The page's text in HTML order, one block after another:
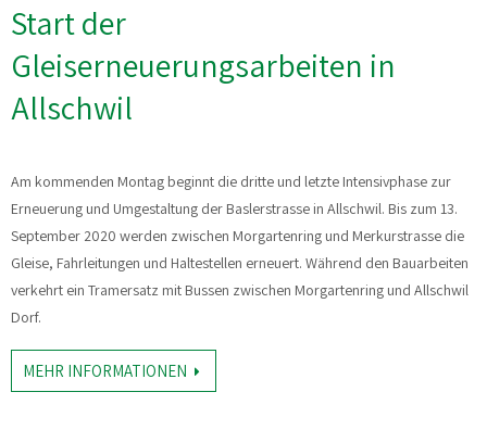
Start der
Gleiserneuerungsarbeiten in
Allschwil
Am kommenden Montag beginnt die dritte und letzte Intensivphase zur
Erneuerung und Umgestaltung der Baslerstrasse in Allschwil. Bis zum 13.
September 2020 werden zwischen Morgartenring und Merkurstrasse die
Gleise, Fahrleitungen und Haltestellen erneuert. Während den Bauarbeiten
verkehrt ein Tramersatz mit Bussen zwischen Morgartenring und Allschwil
Dorf.
MEHR INFORMATIONEN